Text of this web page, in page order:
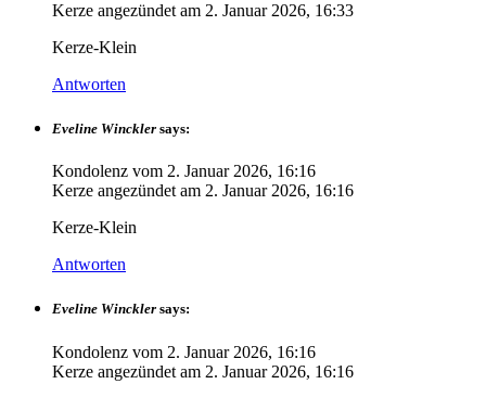
Kerze angezündet am 2. Januar 2026, 16:33
Kerze-Klein
Antworten
Eveline Winckler says:
Kondolenz vom 2. Januar 2026, 16:16
Kerze angezündet am 2. Januar 2026, 16:16
Kerze-Klein
Antworten
Eveline Winckler says:
Kondolenz vom 2. Januar 2026, 16:16
Kerze angezündet am 2. Januar 2026, 16:16